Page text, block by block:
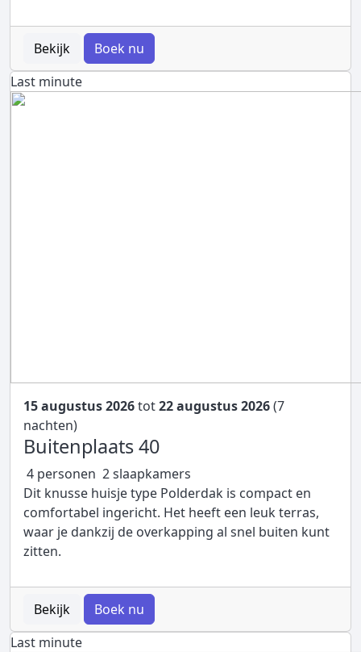
Bekijk
Boek nu
Last minute
15 augustus 2026tot22 augustus 2026(7
nachten)
Buitenplaats 40
4 personen 2 slaapkamers
Dit knusse huisje type Polderdak is compact en
comfortabel ingericht. Het heeft een leuk terras,
waar je dankzij de overkapping al snel buiten kunt
zitten.
Bekijk
Boek nu
Last minute